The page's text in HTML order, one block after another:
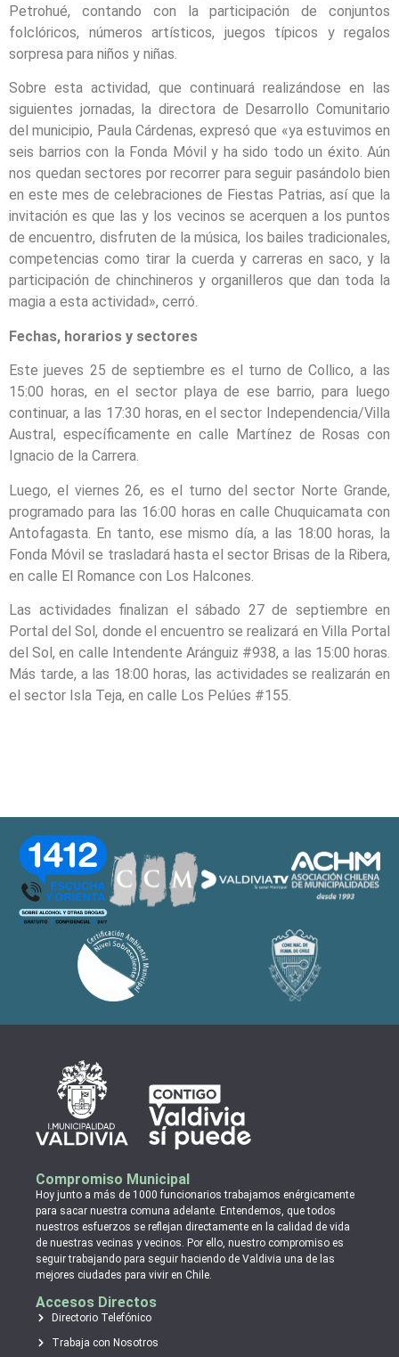
Petrohué, contando con la participación de conjuntos
folclóricos, números artísticos, juegos típicos y regalos
sorpresa para niños y niñas.
Sobre esta actividad, que continuará realizándose en las
siguientes jornadas, la directora de Desarrollo Comunitario
del municipio, Paula Cárdenas, expresó que «ya estuvimos en
seis barrios con la Fonda Móvil y ha sido todo un éxito. Aún
nos quedan sectores por recorrer para seguir pasándolo bien
en este mes de celebraciones de Fiestas Patrias, así que la
invitación es que las y los vecinos se acerquen a los puntos
de encuentro, disfruten de la música, los bailes tradicionales,
competencias como tirar la cuerda y carreras en saco, y la
participación de chinchineros y organilleros que dan toda la
magia a esta actividad», cerró.
Fechas, horarios y sectores
Este jueves 25 de septiembre es el turno de Collico, a las
15:00 horas, en el sector playa de ese barrio, para luego
continuar, a las 17:30 horas, en el sector Independencia/Villa
Austral, específicamente en calle Martínez de Rosas con
Ignacio de la Carrera.
Luego, el viernes 26, es el turno del sector Norte Grande,
programado para las 16:00 horas en calle Chuquicamata con
Antofagasta. En tanto, ese mismo día, a las 18:00 horas, la
Fonda Móvil se trasladará hasta el sector Brisas de la Ribera,
en calle El Romance con Los Halcones.
Las actividades finalizan el sábado 27 de septiembre en
Portal del Sol, donde el encuentro se realizará en Villa Portal
del Sol, en calle Intendente Aránguiz #938, a las 15:00 horas.
Más tarde, a las 18:00 horas, las actividades se realizarán en
el sector Isla Teja, en calle Los Pelúes #155.
Compromiso Municipal
Hoy junto a más de 1000 funcionarios trabajamos enérgicamente
para sacar nuestra comuna adelante. Entendemos, que todos
nuestros esfuerzos se reflejan directamente en la calidad de vida
de nuestras vecinas y vecinos. Por ello, nuestro compromiso es
seguir trabajando para seguir haciendo de Valdivia una de las
mejores ciudades para vivir en Chile.
Accesos Directos
Directorio Telefónico
Trabaja con Nosotros